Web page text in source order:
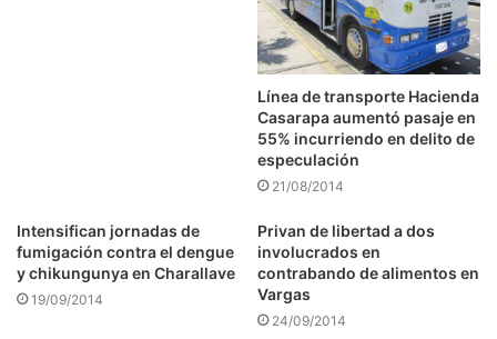
Línea de transporte Hacienda
Casarapa aumentó pasaje en
55% incurriendo en delito de
especulación
21/08/2014
Intensifican jornadas de
fumigación contra el dengue
y chikungunya en Charallave
19/09/2014
Privan de libertad a dos
involucrados en
contrabando de alimentos en
Vargas
24/09/2014